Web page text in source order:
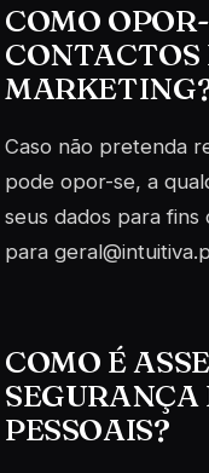
COMO
CONTACTOS
Caso não pretenda
pode opor-se, a
seus dados para fins
para
COMO É
SEGURANÇA
PESSOAIS?